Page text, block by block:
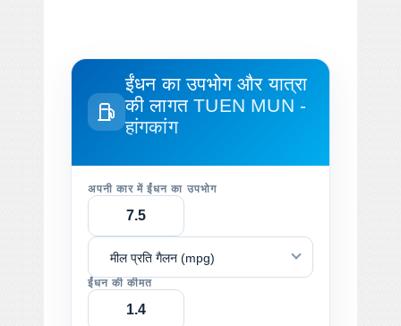
ईंधन का उपभोग और यात्रा
की लागतTUEN MUN -
हांगकांग
अपनी कार में ईंधन का उपभोग
मील प्रति गैलन (mpg)
ईंधन की कीमत